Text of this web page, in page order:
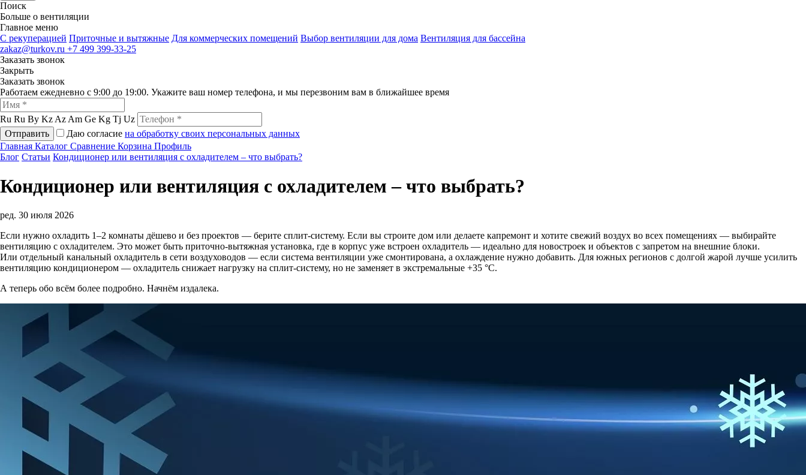
Поиск
Больше о вентиляции
Главное меню
C рекуперацией Приточные и вытяжные Для коммерческих помещений Выбор вентиляции для дома Вентиляция для бассейна
zakaz@turkov.ru +7 499 399-33-25
Заказать звонок
Закрыть
Заказать звонок
Работаем ежедневно с 9:00 до 19:00. Укажите ваш номер телефона, и мы перезвоним вам в ближайшее время
Ru Ru By Kz Az Am Ge Kg Tj Uz
Отправить
Даю согласие на обработку своих персональных данных
Главная Каталог Сравнение Корзина Профиль
Блог Статьи Кондиционер или вентиляция с охладителем – что выбрать?
Кондиционер или вентиляция с охладителем – что выбрать?
ред. 30 июля 2026
Если нужно охладить 1–2 комнаты дёшево и без проектов — берите сплит-систему. Если вы строите дом или делаете капремонт и хотите свежий воздух во всех помещениях — выбирайте
вентиляцию с охладителем. Это может быть приточно-вытяжная установка, где в корпус уже встроен охладитель — идеально для новостроек и объектов с запретом на внешние блоки.
Или отдельный канальный охладитель в сети воздуховодов — если система вентиляции уже смонтирована, а охлаждение нужно добавить. Для южных регионов с долгой жарой лучше усилить
вентиляцию кондиционером — охладитель снижает нагрузку на сплит-систему, но не заменяет в экстремальные +35 °C.
А теперь обо всём более подробно. Начнём издалека.